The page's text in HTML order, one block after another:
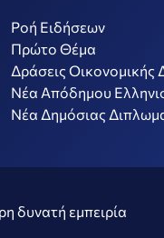
Ροή Ειδήσεων
Πρώτο Θέμα
Δράσεις Οικονομικής
Nέα Απόδημου
Νέα Δημόσιας
Όροι Χρήσης
δυνατή εμπειρία